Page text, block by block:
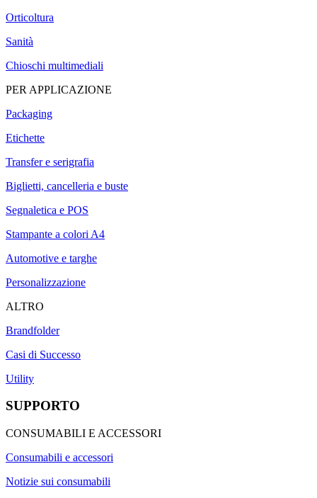
Orticoltura
Sanità
Chioschi multimediali
PER APPLICAZIONE
Packaging
Etichette
Transfer e serigrafia
Biglietti, cancelleria e buste
Segnaletica e POS
Stampante a colori A4
Automotive e targhe
Personalizzazione
ALTRO
Brandfolder
Casi di Successo
Utility
SUPPORTO
CONSUMABILI E ACCESSORI
Consumabili e accessori
Notizie sui consumabili